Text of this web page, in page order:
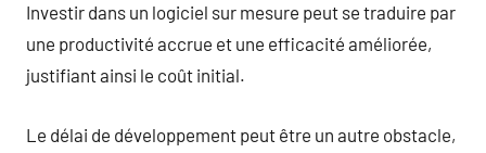
Investir dans un logiciel sur mesure peut se traduire par
une productivité accrue et une efficacité améliorée,
justifiant ainsi le coût initial.
Le délai de développement peut être un autre obstacle,